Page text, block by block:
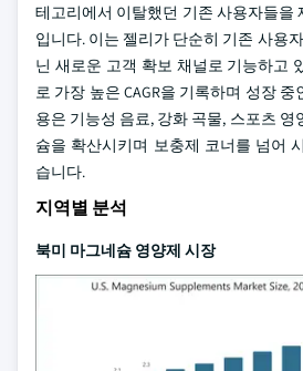
테고리에서 이탈했던 기존 사용자들을
입니다. 이는 젤리가 단순히 기존 사용
닌 새로운 고객 확보 채널로 기능하고
로 가장 높은 CAGR을 기록하며 성장
용은 기능성 음료, 강화 곡물, 스포츠 영
슘을 확산시키며 보충제 코너를 넘어
습니다.
지역별 분석
북미 마그네슘 영양제 시장